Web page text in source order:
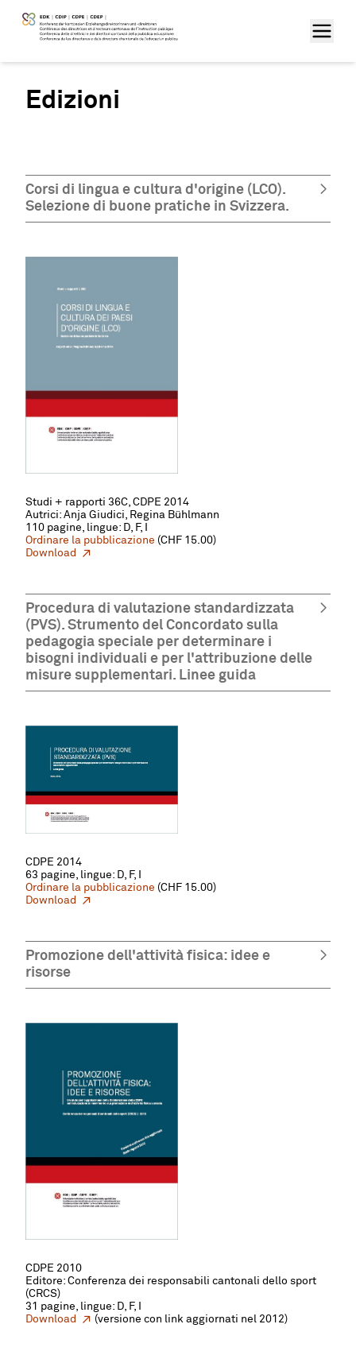
Edizioni
Corsi di lingua e cultura d'origine (LCO).
Selezione di buone pratiche in Svizzera.
Studi + rapporti 36C, CDPE 2014
Autrici: Anja Giudici, Regina Bühlmann
110 pagine, lingue: D, F, I
Ordinare la pubblicazione (CHF 15.00)
Download
Procedura di valutazione standardizzata
(PVS). Strumento del Concordato sulla
pedagogia speciale per determinare i
bisogni individuali e per l'attribuzione delle
misure supplementari. Linee guida
CDPE 2014
63 pagine, lingue: D, F, I
Ordinare la pubblicazione (CHF 15.00)
Download
Promozione dell'attività fisica: idee e
risorse
CDPE 2010
Editore: Conferenza dei responsabili cantonali dello sport
(CRCS)
31 pagine, lingue: D, F, I
Download
(versione con link aggiornati nel 2012)